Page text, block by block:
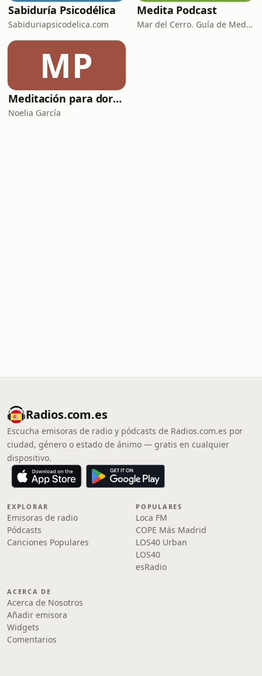
Sabiduría Psicodélica
Sabiduriapsicodelica.com
Medita Podcast
Mar del Cerro. Guía de Meditación y Coach de Bienestar
MP
Meditación para dormir
Noelia García
Radios.com.es
Escucha emisoras de radio y pódcasts de Radios.com.es por
ciudad, género o estado de ánimo — gratis en cualquier
dispositivo.
EXPLORAR
Emisoras de radio
Pódcasts
Canciones Populares
POPULARES
Loca FM
COPE Más Madrid
LOS40 Urban
LOS40
esRadio
ACERCA DE
Acerca de Nosotros
Añadir emisora
Widgets
Comentarios